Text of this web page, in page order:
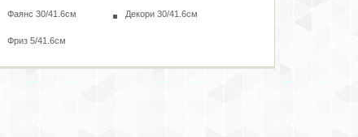
Фаянс 30/41.6см Декори 30/41.6см
Фриз 5/41.6см